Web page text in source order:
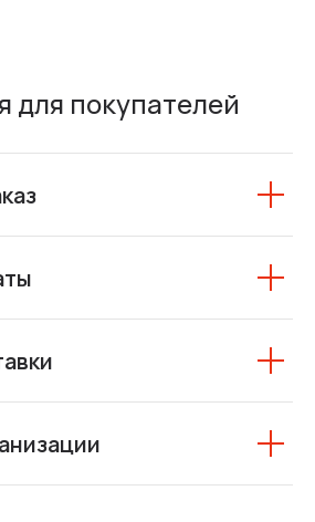
покупателей